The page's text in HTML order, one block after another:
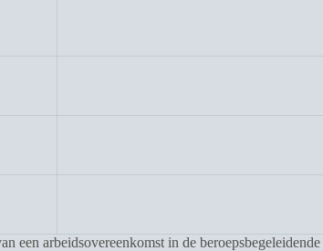
een arbeidsovereenkomst in de